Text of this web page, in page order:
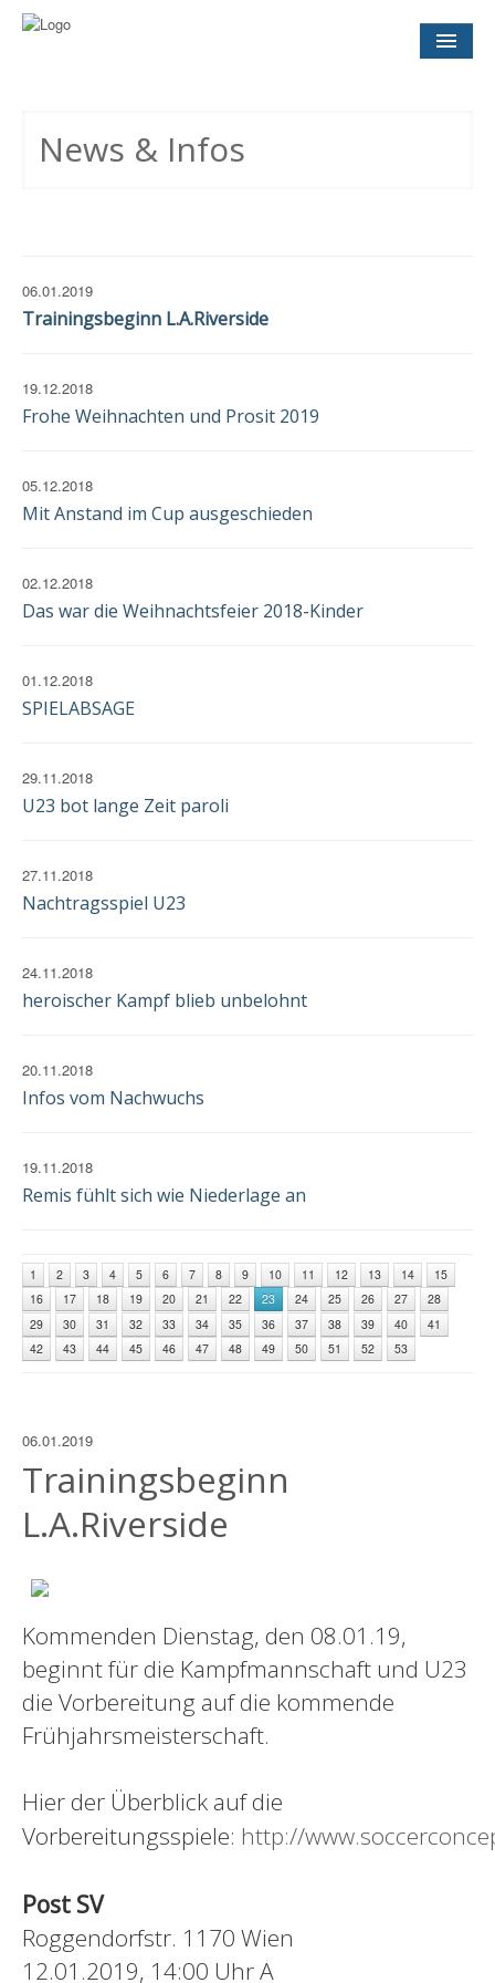
EINWILLIGUNG
News & Infos
06.01.2019
Trainingsbeginn L.A.Riverside
19.12.2018
Frohe Weihnachten und Prosit 2019
05.12.2018
Mit Anstand im Cup ausgeschieden
02.12.2018
Das war die Weihnachtsfeier 2018-Kinder
01.12.2018
SPIELABSAGE
29.11.2018
U23 bot lange Zeit paroli
27.11.2018
Nachtragsspiel U23
24.11.2018
heroischer Kampf blieb unbelohnt
20.11.2018
Infos vom Nachwuchs
19.11.2018
Remis fühlt sich wie Niederlage an
1 2 3 4 5 6 7 8 9 10 11 12 13 14
15
16
17 18 19 20 21 22 23 24 25 26 27
28
29
30 31 32 33 34 35 36 37 38 39 40
41
42
43 44 45 46 47 48 49 50 51 52 53
06.01.2019
Trainingsbeginn
L.A.Riverside
Kommenden Dienstag, den 08.01.19,
beginnt für die Kampfmannschaft und U23
die Vorbereitung auf die kommende
Frühjahrsmeisterschaft.
Hier der Überblick auf die
Vorbereitungsspiele: http://
Post SV
Roggendorfstr. 1170 Wien
12.01.2019, 14:00 Uhr A